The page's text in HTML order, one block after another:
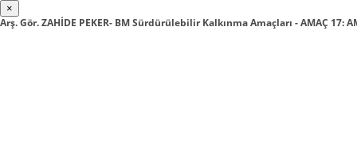
×
Arş. Gör. ZAHİDE PEKER- BM Sürdürülebilir Kalkınma Amaçları - AMAÇ 17: